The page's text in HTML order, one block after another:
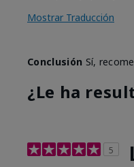
Mostrar Traducción
Conclusión Sí,
¿Le ha
5